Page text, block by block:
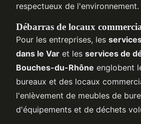
respectueux de l'environnement.
Débarras de locaux
Pour les entreprises, les
dans le Var et les services de
Bouches-du-Rhône englobent
bureaux et des locaux
l'enlèvement de meubles de
d'équipements et de déchets